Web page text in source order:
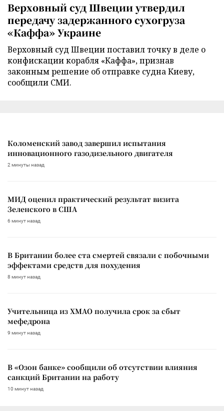
Верховный суд Швеции утвердил
передачу задержанного сухогруза
«Каффа» Украине
Верховный суд Швеции поставил точку в деле о
конфискации корабля «Каффа», признав
законным решение об отправке судна Киеву,
сообщили СМИ.
Коломенский завод завершил испытания
инновационного газодизельного двигателя
2 минуты назад
МИД оценил практический результат визита
Зеленского в США
6 минут назад
В Британии более ста смертей связали с побочными
эффектами средств для похудения
8 минут назад
Учительница из ХМАО получила срок за сбыт
мефедрона
9 минут назад
В «Озон банке» сообщили об отсутствии влияния
санкций Британии на работу
10 минут назад